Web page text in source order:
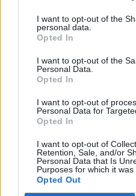
I want to opt-out of the
personal data.
Opted In
I want to opt-out of the
Personal Data.
Opted In
I want to opt-out of
Personal Data for
Opted In
I want to opt-out of
Retention, Sale, and/or
Personal Data that Is
Purposes for which it was
Opted Out
Directora de l’Institut
ARTICLES RELACIONATS
Entrevistes
“Terres de